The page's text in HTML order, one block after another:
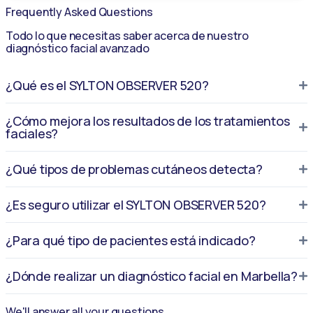
Frequently Asked Questions
Todo lo que necesitas saber acerca de nuestro
diagnóstico facial avanzado
¿Qué es el SYLTON OBSERVER 520?
¿Cómo mejora los resultados de los tratamientos
faciales?
¿Qué tipos de problemas cutáneos detecta?
¿Es seguro utilizar el SYLTON OBSERVER 520?
¿Para qué tipo de pacientes está indicado?
¿Dónde realizar un diagnóstico facial en Marbella?